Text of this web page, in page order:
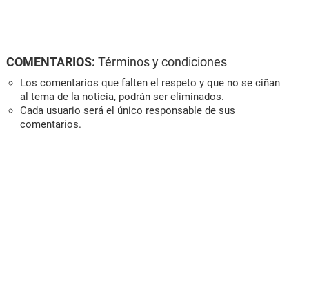
COMENTARIOS: Términos y condiciones
Los comentarios que falten el respeto y que no se ciñan
al tema de la noticia, podrán ser eliminados.
Cada usuario será el único responsable de sus
comentarios.